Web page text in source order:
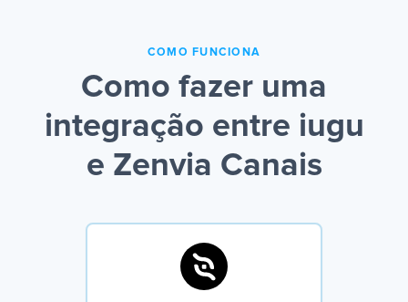
COMO FUNCIONA
Como fazer uma
integração entre iugu
e Zenvia Canais